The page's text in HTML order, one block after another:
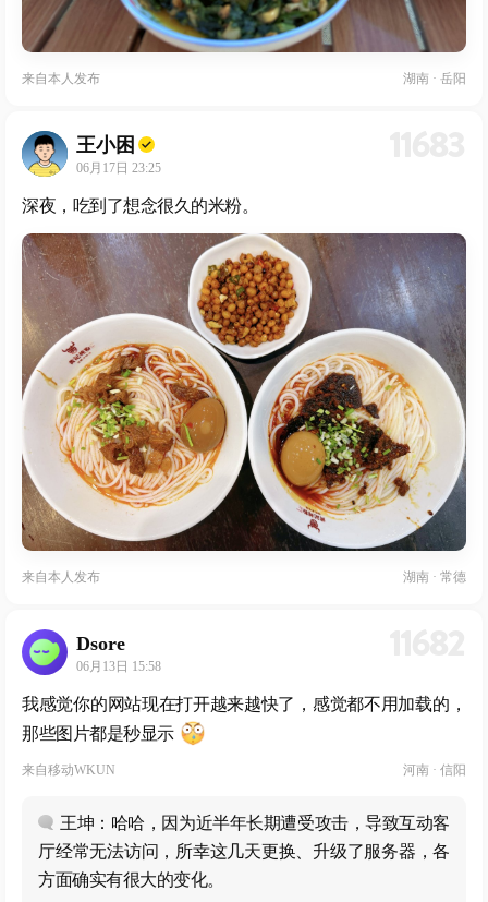
来自本人发布 湖南 · 岳阳
王小困
06月17日 23:25
深夜，吃到了想念很久的米粉。
来自本人发布 湖南 · 常德
Dsore
06月13日 15:58
我感觉你的网站现在打开越来越快了，感觉都不用加载的，
那些图片都是秒显示
来自移动WKUN 河南 · 信阳
王坤：哈哈，因为近半年长期遭受攻击，导致互动客
厅经常无法访问，所幸这几天更换、升级了服务器，各
方面确实有很大的变化。